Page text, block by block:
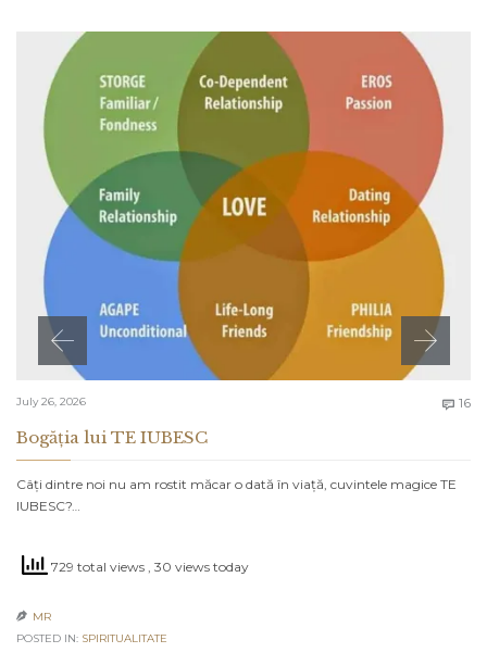
July 26, 2026  16
Bogăția lui TE IUBESC
Câți dintre noi nu am rostit măcar o dată în viață, cuvintele magice TE
IUBESC?…
729 total views , 30 views today
 MR
POSTED IN: SPIRITUALITATE